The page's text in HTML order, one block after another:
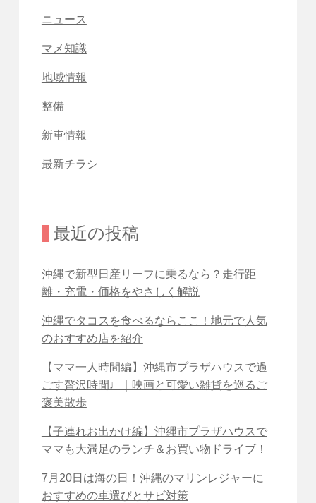
ニュース
マメ知識
地域情報
整備
新車情報
最新チラシ
最近の投稿
沖縄で新型日産リーフに乗るなら？走行距
離・充電・価格をやさしく解説
沖縄でタコスを食べるならここ！地元で人気
のおすすめ店を紹介
【ママ一人時間編】沖縄市プラザハウスで過
ごす贅沢時間♩｜映画と可愛い雑貨を巡るご
褒美散歩
【子連れお出かけ編】沖縄市プラザハウスで
ママも大満足のランチ＆お買い物ドライブ！
7月20日は海の日！沖縄のマリンレジャーに
おすすめの車選びとサビ対策